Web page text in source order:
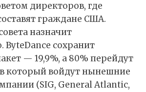
директоров, где
граждане США.
назначит
ByteDance сохранит
— 19,9%, а 80% перейдут
который войдут нынешние
(SIG, General Atlantic,